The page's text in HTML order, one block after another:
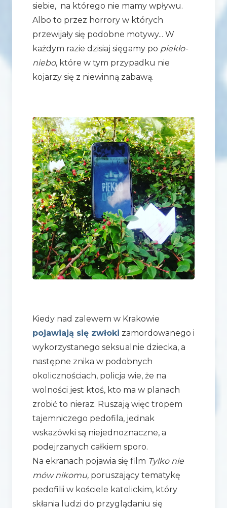
siebie, na którego nie mamy wpływu.
Albo to przez horrory w których
przewijały się podobne motywy... W
każdym razie dzisiaj sięgamy po piekło-
niebo, które w tym przypadku nie
kojarzy się z niewinną zabawą.
Kiedy nad zalewem w Krakowie
pojawiają się zwłoki zamordowanego i
wykorzystanego seksualnie dziecka, a
następne znika w podobnych
okolicznościach, policja wie, że na
wolności jest ktoś, kto ma w planach
zrobić to nieraz. Ruszają więc tropem
tajemniczego pedofila, jednak
wskazówki są niejednoznaczne, a
podejrzanych całkiem sporo.
Na ekranach pojawia się film Tylko nie
mów nikomu, poruszający tematykę
pedofilii w kościele katolickim, który
skłania ludzi do przyglądaniu się